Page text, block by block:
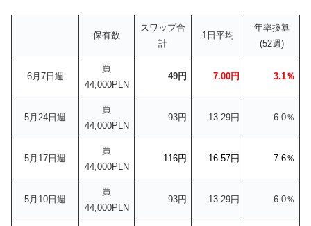
保有数
スワップ合
計
1日平均
年率換算
(52週)
6月7日週
買
44,000PLN
49円 7.00円 3.1％
5月24日週
買
44,000PLN
93円 13.29円 6.0％
5月17日週
買
44,000PLN
116円 16.57円 7.6％
5月10日週
買
44,000PLN
93円 13.29円 6.0％